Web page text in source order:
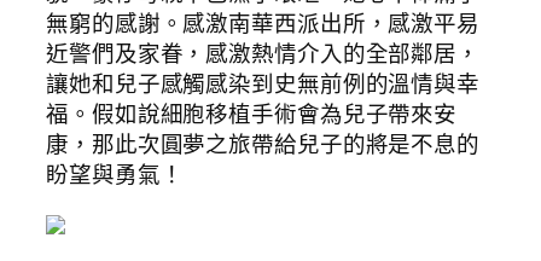
無窮的感謝。感激南華西派出所，感激平易
近警們及家眷，感激熱情介入的全部鄰居，
讓她和兒子感觸感染到史無前例的溫情與幸
福。假如說細胞移植手術會為兒子帶來安
康，那此次圓夢之旅帶給兒子的將是不息的
盼望與勇氣！